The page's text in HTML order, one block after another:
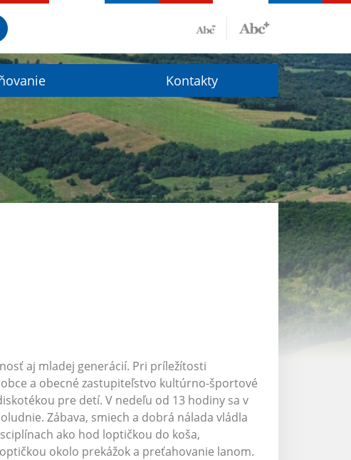
Kontakty
aj mladej generácií. Pri príležítosti
a obecné zastupiteľstvo kultúrno-športové
pre detí. V nedeľu od 13 hodiny sa v
Zábava, smiech a dobrá nálada vládla
ako hod loptičkou do koša,
okolo prekážok a preťahovanie lanom.